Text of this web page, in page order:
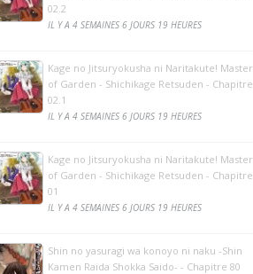
02.2
IL Y A 4 SEMAINES 6 JOURS 19 HEURES
Kage no Jitsuryokusha ni Naritakute! Master
of Garden - Shichikage Retsuden - Chapitre
02.1
IL Y A 4 SEMAINES 6 JOURS 19 HEURES
Kage no Jitsuryokusha ni Naritakute! Master
of Garden - Shichikage Retsuden - Chapitre
01
IL Y A 4 SEMAINES 6 JOURS 19 HEURES
Shin no yasuragi wa konoyo ni naku -Shin
Kamen Raida Shokka Saido- - Chapitre 80